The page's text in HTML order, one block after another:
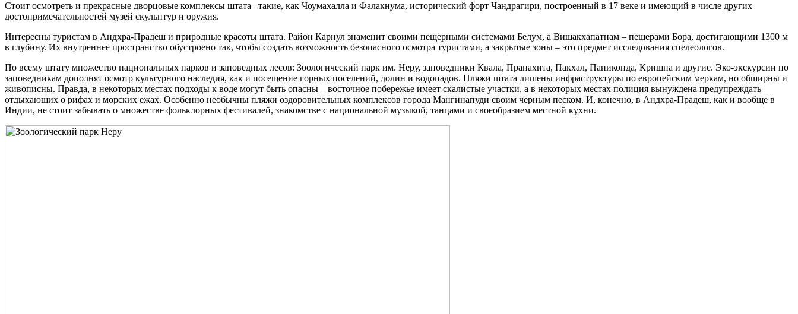
Стоит осмотреть и прекрасные дворцовые комплексы штата –такие, как Чоумахалла и Фалакнума, исторический форт Чандрагири, построенный в 17 веке и имеющий в числе других
достопримечательностей музей скульптур и оружия.
Интересны туристам в Андхра-Прадеш и природные красоты штата. Район Карнул знаменит своими пещерными системами Белум, а Вишакхапатнам – пещерами Бора, достигающими 1300 м
в глубину. Их внутреннее пространство обустроено так, чтобы создать возможность безопасного осмотра туристами, а закрытые зоны – это предмет исследования спелеологов.
По всему штату множество национальных парков и заповедных лесов: Зоологический парк им. Неру, заповедники Квала, Пранахита, Пакхал, Папиконда, Кришна и другие. Эко-экскурсии по
заповедникам дополнят осмотр культурного наследия, как и посещение горных поселений, долин и водопадов. Пляжи штата лишены инфраструктуры по европейским меркам, но обширны и
живописны. Правда, в некоторых местах подходы к воде могут быть опасны – восточное побережье имеет скалистые участки, а в некоторых местах полиция вынуждена предупреждать
отдыхающих о рифах и морских ежах. Особенно необычны пляжи оздоровительных комплексов города Мангинапуди своим чёрным песком. И, конечно, в Андхра-Прадеш, как и вообще в
Индии, не стоит забывать о множестве фольклорных фестивалей, знакомстве с национальной музыкой, танцами и своеобразием местной кухни.